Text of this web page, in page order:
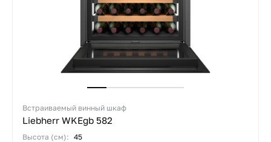
Встраиваемый винный шкаф
Liebherr WKEgb 582
Высота (см): 45